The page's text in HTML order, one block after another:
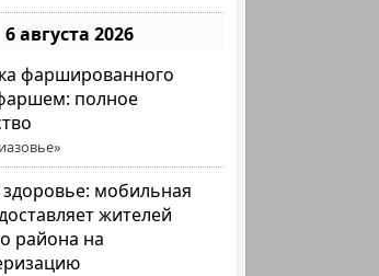
6 августа 2026
фаршированного
полное
здоровье: мобильная
жителей
района на